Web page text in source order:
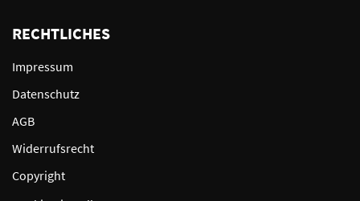
RECHTLICHES
Impressum
Datenschutz
AGB
Widerrufsrecht
Copyright